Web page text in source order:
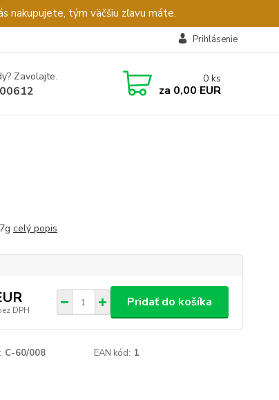
nakupujete, tým väčšiu zľavu máte.
Prihlásenie
Zavolajte. 0 ks
za 0,00 EUR
celý popis
DPH
Pridať do košíka
C-60/008 EAN kód: 1